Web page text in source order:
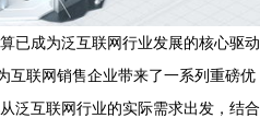
已成为泛互联网行业发展的核心驱动
互联网销售企业带来了一系列重磅优
泛互联网行业的实际需求出发，结合